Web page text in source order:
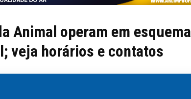
Animal operam em esquema
veja horários e contatos